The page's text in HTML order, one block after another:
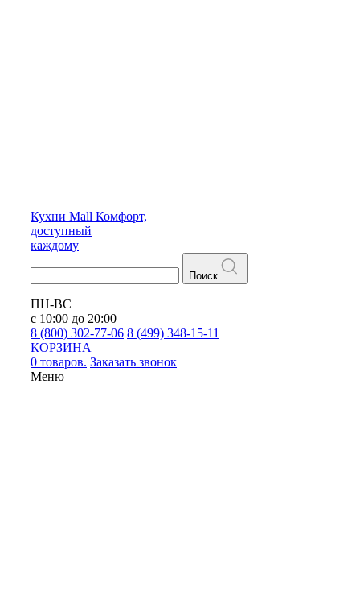
Кухни Mall Комфорт,
доступный
каждому
Поиск
ПН-ВС
с 10:00 до 20:00
8 (800) 302-77-06 8 (499) 348-15-11
КОРЗИНА
0 товаров. Заказать звонок
Меню